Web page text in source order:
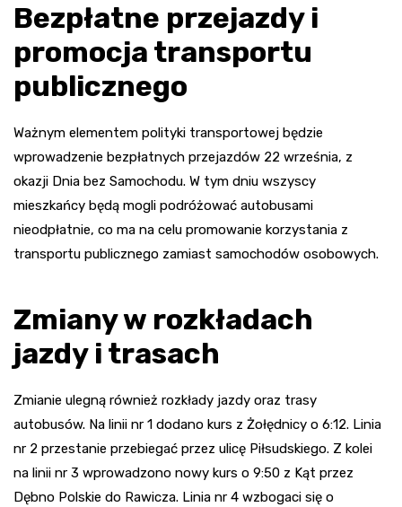
Bezpłatne przejazdy i
promocja transportu
publicznego
Ważnym elementem polityki transportowej będzie
wprowadzenie bezpłatnych przejazdów 22 września, z
okazji Dnia bez Samochodu. W tym dniu wszyscy
mieszkańcy będą mogli podróżować autobusami
nieodpłatnie, co ma na celu promowanie korzystania z
transportu publicznego zamiast samochodów osobowych.
Zmiany w rozkładach
jazdy i trasach
Zmianie ulegną również rozkłady jazdy oraz trasy
autobusów. Na linii nr 1 dodano kurs z Żołędnicy o 6:12. Linia
nr 2 przestanie przebiegać przez ulicę Piłsudskiego. Z kolei
na linii nr 3 wprowadzono nowy kurs o 9:50 z Kąt przez
Dębno Polskie do Rawicza. Linia nr 4 wzbogaci się o